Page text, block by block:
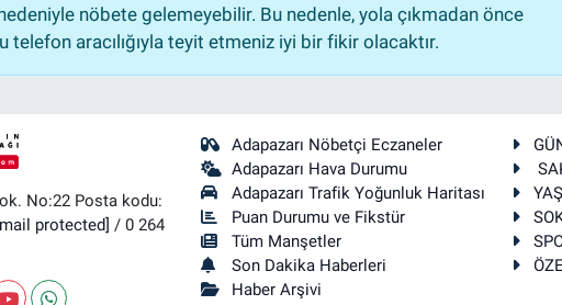
nöbete gelemeyebilir. Bu nedenle, yola çıkmadan önce
telefon aracılığıyla teyit etmeniz iyi bir fikir olacaktır.
No:22 Posta kodu:
protected] / 0 264
Adapazarı Nöbetçi Eczaneler
Adapazarı Hava Durumu
Adapazarı Trafik Yoğunluk Haritası
Puan Durumu ve Fikstür
Tüm Manşetler
Son Dakika Haberleri
Haber Arşivi